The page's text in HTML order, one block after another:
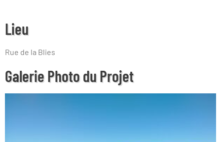
Lieu
Rue de la Blies
Galerie Photo du Projet